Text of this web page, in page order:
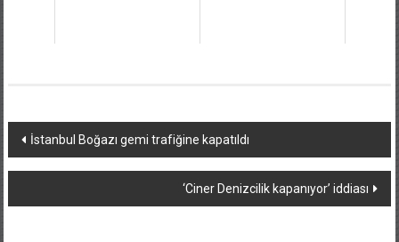
Yazı
dolaşımı
İstanbul Boğazı gemi trafiğine kapatıldı
‘Ciner Denizcilik kapanıyor’ iddiası